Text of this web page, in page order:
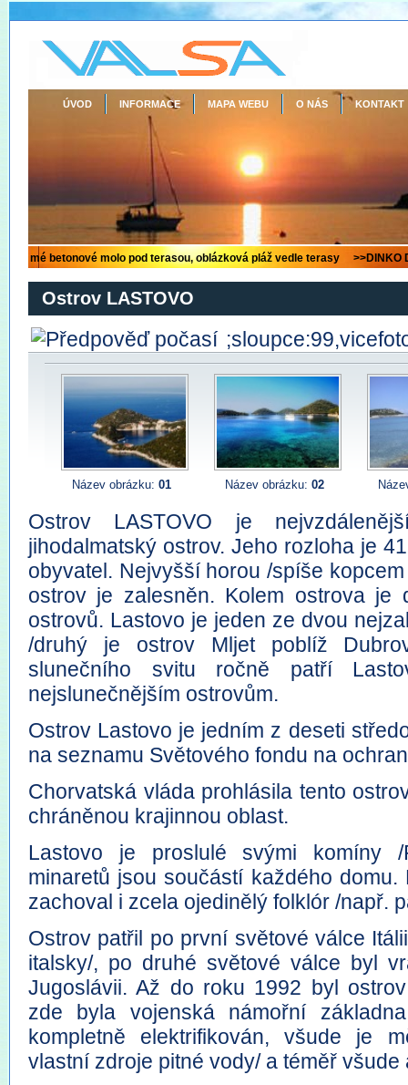
ÚVOD INFORMACE MAPA WEBU O NÁS KONTAKT
Ostrov LASTOVO
Název obrázku: 01 Název obrázku: 02
Ostrov LASTOVO je
jihodalmatský ostrov. Jeho rozloha je
obyvatel. Nejvyšší horou /spíše
ostrov je zalesněn. Kolem ostrova je
ostrovů. Lastovo je jeden ze dvou
/druhý je ostrov Mljet poblíž
slunečního svitu ročně patří
nejslunečnějším ostrovům.
Ostrov Lastovo je jedním z deseti
na seznamu Světového fondu na
Chorvatská vláda prohlásila tento
chráněnou krajinnou oblast.
Lastovo je proslulé svými komíny /
minaretů jsou součástí každého
zachoval i zcela ojedinělý folklór /např.
Ostrov patřil po první světové válce
italsky/, po druhé světové válce byl
Jugoslávii. Až do roku 1992 byl
zde byla vojenská námořní
kompletně elektrifikován, všude je
vlastní zdroje pitné vody/ a téměř všude